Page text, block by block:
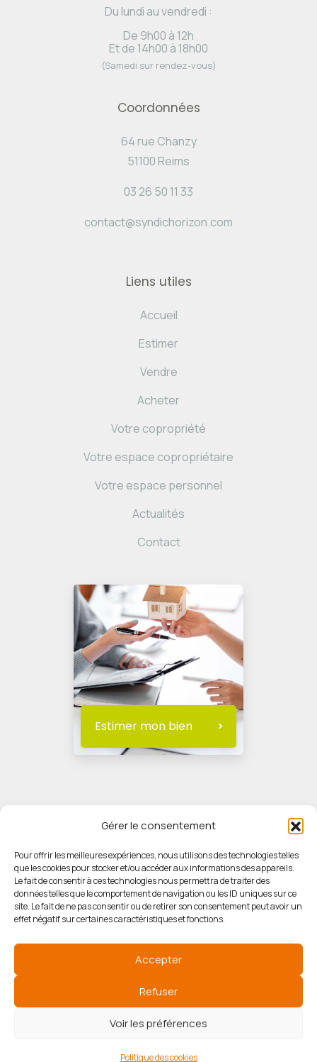
Gérer le consentement
Pour offrir les meilleures expériences, nous utilisons des technologies telles
que les cookies pour stocker et/ou accéder aux informations des appareils.
Le fait de consentir à ces technologies nous permettra de traiter des
données telles que le comportement de navigation ou les ID uniques sur ce
site. Le fait de ne pas consentir ou de retirer son consentement peut avoir un
effet négatif sur certaines caractéristiques et fonctions.
Accepter
Refuser
Voir les préférences
Politique des cookies
Du lundi au vendredi :
De 9h00 à 12h
Et de 14h00 à 18h00
(Samedi sur rendez-vous)
Coordonnées
64 rue Chanzy
51100 Reims
03 26 50 11 33
contact@syndichorizon.com
Liens utiles
Accueil
Estimer
Vendre
Acheter
Votre copropriété
Votre espace copropriétaire
Votre espace personnel
Actualités
Contact
Estimer mon bien
© HORIZON IMMOBILIER
Mentions légales
Politique des cookies